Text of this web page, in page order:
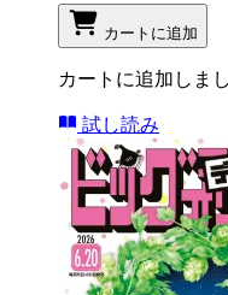
カートに追加
カートに追加しま
試し読み